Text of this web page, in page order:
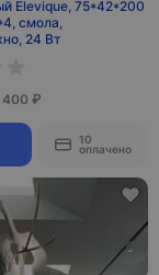
Elevique, 75*42*200
смола,
24 Вт
400 ₽
10
оплачено